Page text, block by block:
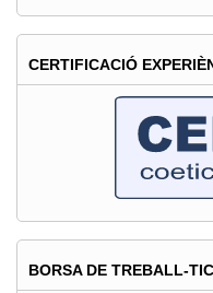
CERTIFICACIÓ
BORSA DE TREBALL-TIC